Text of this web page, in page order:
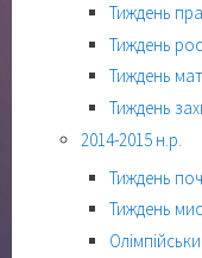
Тиждень
Тиждень
Тиждень
Тиждень
2014-2015 н.р.
Тиждень
Тиждень